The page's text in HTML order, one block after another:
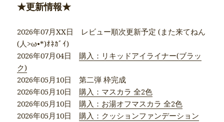
★更新情報★
2026年07月XX日 レビュー順次更新予定 (また来てねん
(人>ω•*)ｵﾈｶﾞｲ)
2026年07月04日購入：リキッドアイライナー(ブラッ
ク)
2026年05月10日 第二弾 枠完成
2026年05月10日購入：マスカラ 全2色
2026年05月10日購入：お湯オフマスカラ 全2色
2026年05月10日購入：クッションファンデーション